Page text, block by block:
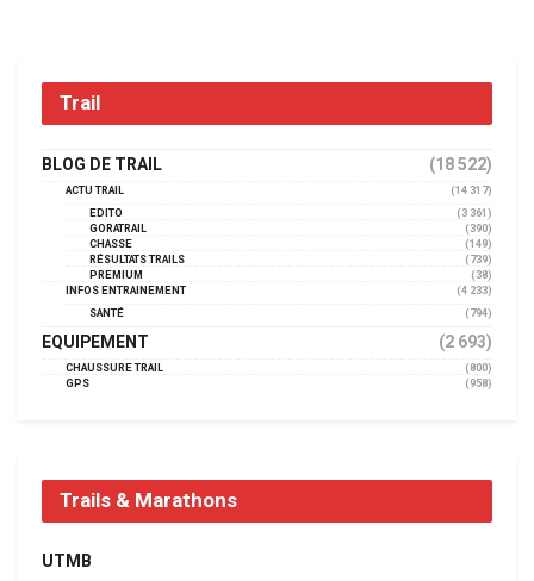
Trail
BLOG DE TRAIL (18 522)
ACTU TRAIL
(14 317)
EDITO
(3 361)
GORATRAIL
(390)
CHASSE
(149)
RÉSULTATS TRAILS
(739)
PREMIUM
(38)
INFOS ENTRAINEMENT
(4 233)
SANTÉ
(794)
EQUIPEMENT (2 693)
CHAUSSURE TRAIL
(800)
GPS
(958)
Trails & Marathons
UTMB